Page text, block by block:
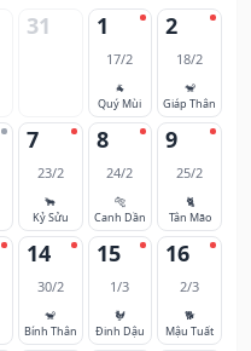
31 1
17/2
🐐
Quý Mùi
2
18/2
🐒
Giáp Thân
7
23/2
🐂
Kỷ Sửu
8
24/2
🐅
Canh Dần
9
25/2
🐈
Tân Mão
14
30/2
🐒
Bính Thân
15
1/3
🐓
Đinh Dậu
16
2/3
🐕
Mậu Tuất